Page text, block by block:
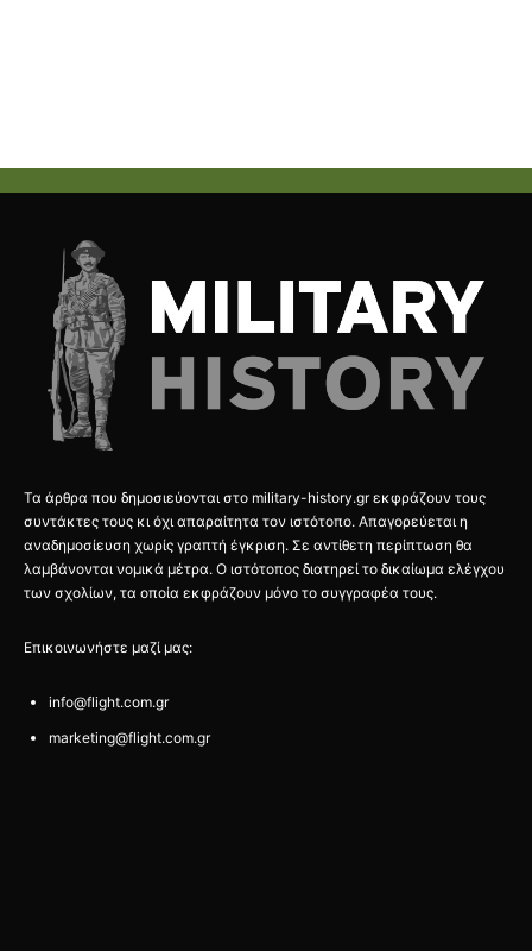
Τα άρθρα που δημοσιεύονται στο military-history.gr εκφράζουν τους
συντάκτες τους κι όχι απαραίτητα τον ιστότοπο. Απαγορεύεται η
αναδημοσίευση χωρίς γραπτή έγκριση. Σε αντίθετη περίπτωση θα
λαμβάνονται νομικά μέτρα. Ο ιστότοπος διατηρεί το δικαίωμα ελέγχου
των σχολίων, τα οποία εκφράζουν μόνο το συγγραφέα τους.
Επικοινωνήστε μαζί μας:
info@flight.com.gr
marketing@flight.com.gr